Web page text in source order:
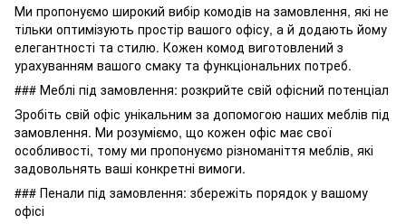
Ми пропонуємо широкий вибір комодів на замовлення, які не
тільки оптимізують простір вашого офісу, а й додають йому
елегантності та стилю. Кожен комод виготовлений з
урахуванням вашого смаку та функціональних потреб.
### Меблі під замовлення: розкрийте свій офісний потенціал
Зробіть свій офіс унікальним за допомогою наших меблів під
замовлення. Ми розуміємо, що кожен офіс має свої
особливості, тому ми пропонуємо різноманіття меблів, які
задовольнять ваші конкретні вимоги.
### Пенали під замовлення: збережіть порядок у вашому
офісі